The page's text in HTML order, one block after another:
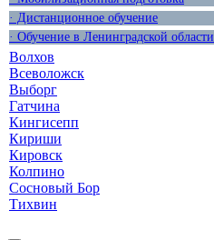
· Дистанционное обучение
· Обучение в Ленинградской области
Волхов
Всеволожск
Выборг
Гатчина
Кингисепп
Кириши
Кировск
Колпино
Сосновый Бор
Тихвин